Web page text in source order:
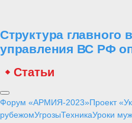
Структура главного
управления ВС РФ
Статьи
Форум «АРМИЯ-2023»Проект
рубежомУгрозыТехникаУроки